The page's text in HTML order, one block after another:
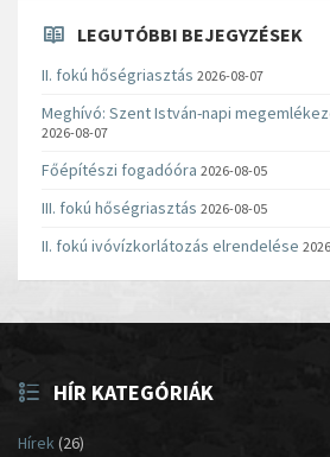
LEGUTÓBBI BEJEGYZÉSEK
II. fokú hőségriasztás 2026-08-07
Meghívó: Szent István-napi
2026-08-07
Főépítészi fogadóóra 2026-08-05
III. fokú hőségriasztás 2026-08-05
II. fokú ivóvízkorlátozás elrendelése
HÍR KATEGÓRIÁK
Hírek(26)